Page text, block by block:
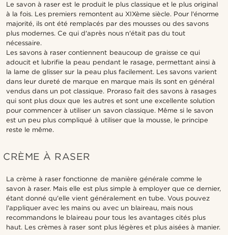
Le savon à raser est le produit le plus classique et le plus original
à la fois. Les premiers remontent au XIXème siècle. Pour l'énorme
majorité, ils ont été remplacés par des mousses ou des savons
plus modernes. Ce qui d'après nous n'était pas du tout
nécessaire.
Les savons à raser contiennent beaucoup de graisse ce qui
adoucit et lubrifie la peau pendant le rasage, permettant ainsi à
la lame de glisser sur la peau plus facilement. Les savons varient
dans leur dureté de marque en marque mais ils sont en général
vendus dans un pot classique. Proraso fait des savons à rasages
qui sont plus doux que les autres et sont une excellente solution
pour commencer à utiliser un savon classique. Même si le savon
est un peu plus compliqué à utiliser que la mousse, le principe
reste le même.
CRÈME À RASER
La crème à raser fonctionne de manière générale comme le
savon à raser. Mais elle est plus simple à employer que ce dernier,
étant donné qu'elle vient généralement en tube. Vous pouvez
l'appliquer avec les mains ou avec un blaireau, mais nous
recommandons le blaireau pour tous les avantages cités plus
haut. Les crèmes à raser sont plus légères et plus aisées à manier.